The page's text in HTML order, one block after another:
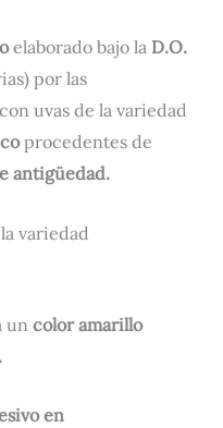
elaborado bajo la D.O.
por las
uvas de la variedad
procedentes de
antigüedad.
variedad
un color amarillo
en